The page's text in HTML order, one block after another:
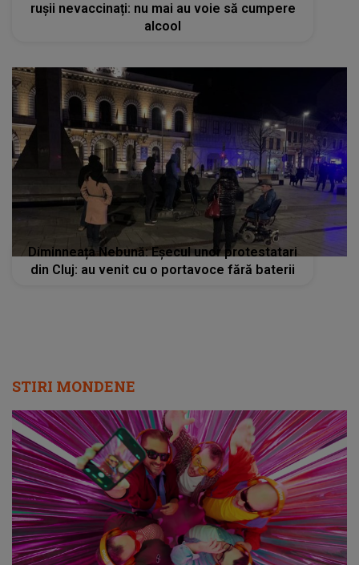
rușii nevaccinați: nu mai au voie să cumpere
alcool
Diminneața Nebună: Eșecul unor protestatari
din Cluj: au venit cu o portavoce fără baterii
STIRI MONDENE